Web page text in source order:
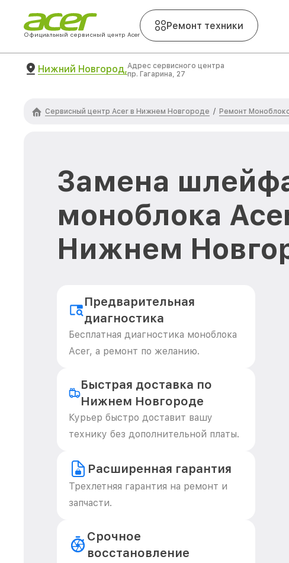
Официальный сервисный центр Acer
Ремонт техники
Нижний Новгород,Адрес сервисного центра
пр. Гагарина, 27
Сервисный центр Acer в Нижнем Новгороде / Ремонт
Замена
моноблока
Нижнем
Предварительная
диагностика
Бесплатная диагностика моноблока
Acer, а ремонт по желанию.
Быстрая доставка по
Нижнем Новгороде
Курьер быстро доставит вашу
технику без дополнительной платы.
Расширенная гарантия
Трехлетняя гарантия на ремонт и
запчасти.
Срочное
восстановление